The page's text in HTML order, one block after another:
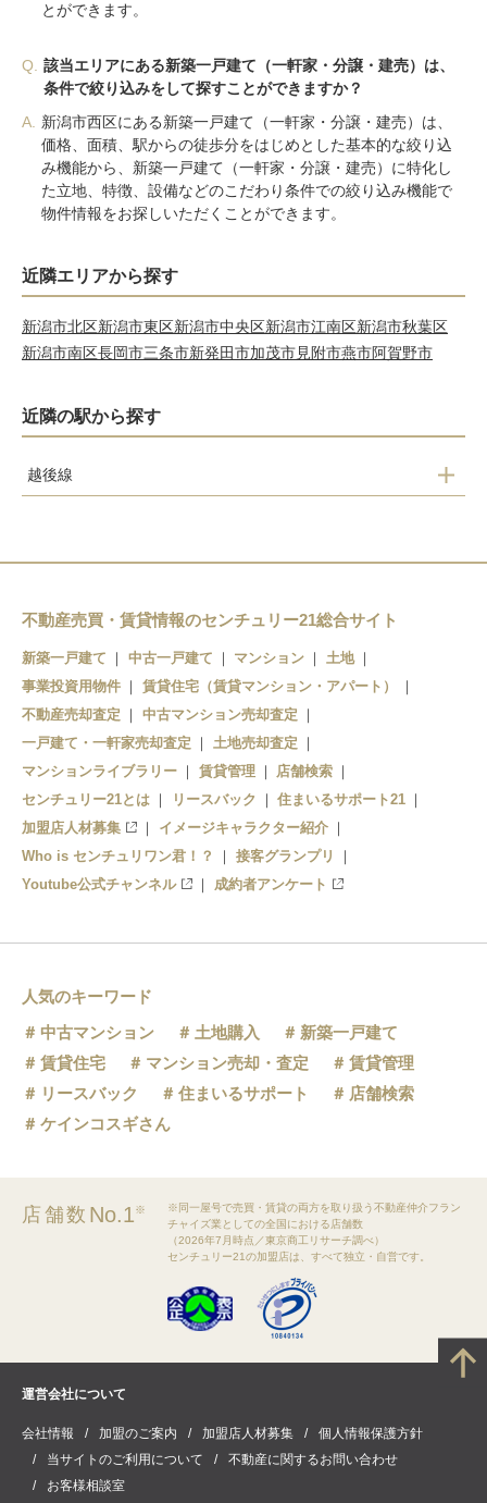
とができます。
Q.
該当エリアにある新築一戸建て（一軒家・分譲・建売）は、
条件で絞り込みをして探すことができますか？
A.
新潟市西区にある新築一戸建て（一軒家・分譲・建売）は、
価格、面積、駅からの徒歩分をはじめとした基本的な絞り込
み機能から、新築一戸建て（一軒家・分譲・建売）に特化し
た立地、特徴、設備などのこだわり条件での絞り込み機能で
物件情報をお探しいただくことができます。
近隣エリアから探す
新潟市北区新潟市東区新潟市中央区新潟市江南区新潟市秋葉区
新潟市南区長岡市三条市新発田市加茂市見附市燕市阿賀野市
近隣の駅から探す
越後線
内野西が丘駅
内野駅
新潟大学前駅
寺尾駅
小針駅
青山駅
不動産売買・賃貸情報のセンチュリー21総合サイト
新築一戸建て 中古一戸建て マンション
土地
事業投資用物件
賃貸住宅（賃貸マンション・アパート）
不動産売却査定
中古マンション売却査定
一戸建て・一軒家売却査定
土地売却査定
マンションライブラリー
賃貸管理
店舗検索
センチュリー21とは
リースバック
住まいるサポート21
加盟店人材募集
イメージキャラクター紹介
Who is センチュリワン君！？
接客グランプリ
Youtube公式チャンネル
成約者アンケート
人気のキーワード
中古マンション
土地購入
新築一戸建て
賃貸住宅
マンション売却・査定
賃貸管理
リースバック
住まいるサポート
店舗検索
ケインコスギさん
店舗数 No.1※
※同一屋号で売買・賃貸の両方を取り扱う不動産仲介フラン
チャイズ業としての全国における店舗数
（2026年7月時点／東京商工リサーチ調べ）
センチュリー21の加盟店は、すべて独立・自営です。
運営会社について
会社情報 加盟のご案内 加盟店人材募集
個人情報保護方針
当サイトのご利用について
不動産に関するお問い合わせ
お客様相談室